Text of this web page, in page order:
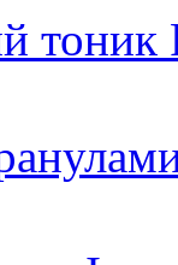
тоник